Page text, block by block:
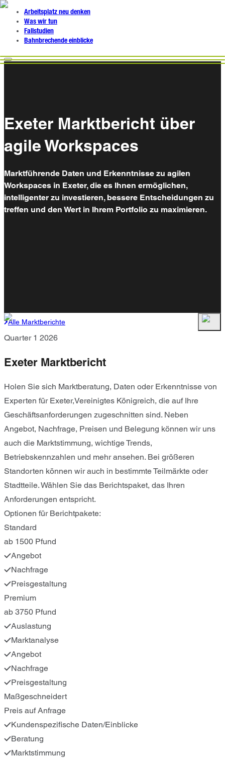
Arbeitsplatz neu denken
Was wir tun
Fallstudien
Bahnbrechende einblicke
Exeter Marktbericht über
agile Workspaces
Marktführende Daten und Erkenntnisse zu agilen
Workspaces in Exeter, die es Ihnen ermöglichen,
intelligenter zu investieren, bessere Entscheidungen zu
treffen und den Wert in Ihrem Portfolio zu maximieren.
Alle Marktberichte
Quarter 1 2026
Exeter Marktbericht
Holen Sie sich Marktberatung, Daten oder Erkenntnisse von
Experten für Exeter,Vereinigtes Königreich, die auf Ihre
Geschäftsanforderungen zugeschnitten sind. Neben
Angebot, Nachfrage, Preisen und Belegung können wir uns
auch die Marktstimmung, wichtige Trends,
Betriebskennzahlen und mehr ansehen. Bei größeren
Standorten können wir auch in bestimmte Teilmärkte oder
Stadtteile. Wählen Sie das Berichtspaket, das Ihren
Anforderungen entspricht.
Optionen für Berichtpakete:
Standard
ab 1500 Pfund
Angebot
Nachfrage
Preisgestaltung
Premium
ab 3750 Pfund
Auslastung
Marktanalyse
Angebot
Nachfrage
Preisgestaltung
Maßgeschneidert
Preis auf Anfrage
Kundenspezifische Daten/Einblicke
Beratung
Marktstimmung